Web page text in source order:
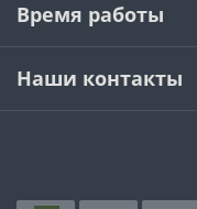
Время работы
Наши контакты